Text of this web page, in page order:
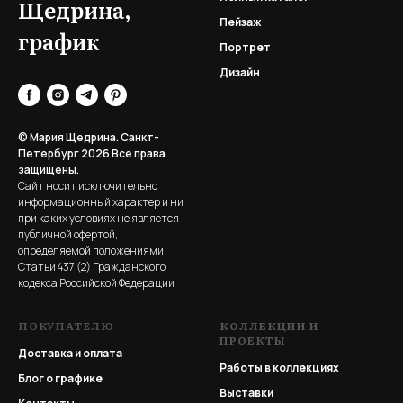
Щедрина,
график
© Мария Щедрина. Санкт-
Петербург 2026Все права
защищены.
Сайт носит исключительно
информационный характер и ни
при каких условиях не является
публичной офертой,
определяемой положениями
Статьи 437 (2) Гражданского
кодекса Российской Федерации
Пейзаж
Портрет
Дизайн
ПОКУПАТЕЛЮ
Доставка и оплата
Блог о графике
КОЛЛЕКЦИИ И
ПРОЕКТЫ
Работы в коллекциях
Выставки